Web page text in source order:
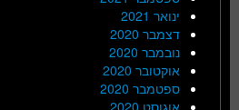
ינואר 2021
דצמבר 2020
נובמבר 2020
אוקטובר 2020
ספטמבר 2020
אוגוסט 2020